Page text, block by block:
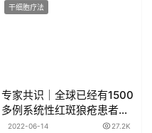
干细胞疗法
专家共识｜全球已经有1500
多例系统性红斑狼疮患者接
受了间充质干细胞治疗
2022-06-14 27.2K